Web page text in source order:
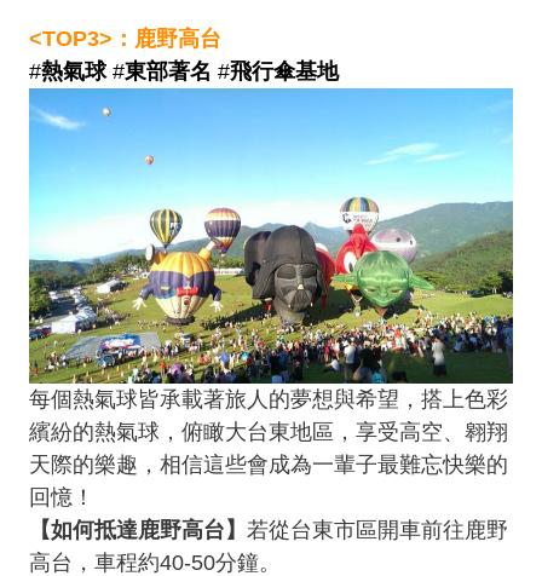
<TOP3>：鹿野高台
#熱氣球 #東部著名 #飛行傘基地
每個熱氣球皆承載著旅人的夢想與希望，搭上色彩
繽紛的熱氣球，俯瞰大台東地區，享受高空、翱翔
天際的樂趣，相信這些會成為一輩子最難忘快樂的
回憶！
【如何抵達鹿野高台】 若從台東市區開車前往鹿野
高台，車程約40-50分鐘。